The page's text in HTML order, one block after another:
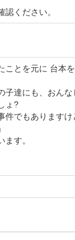
ください。
ことを元に 台本
子達にも、おん
ょ?
件でもあります
す。